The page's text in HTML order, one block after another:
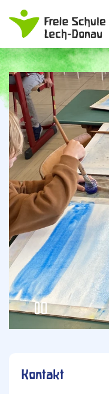
Kontakt